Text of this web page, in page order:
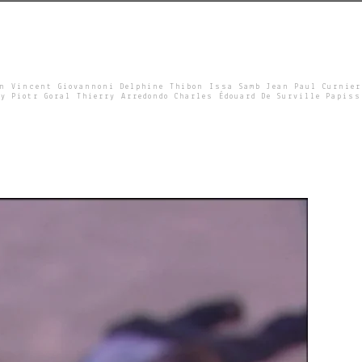
Vincent Giovannoni Delphine Thibon Issa Samb Jean Paul Curnier
Piotr Goral Thierry Arredondo Charles Édouard De Surville Papiss